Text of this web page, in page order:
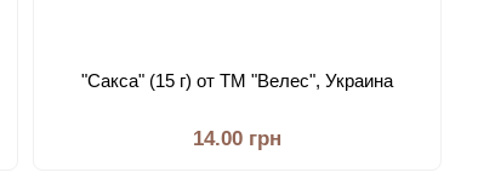
"Сакса" (15 г) от ТМ "Велес", Украина
14.00 грн